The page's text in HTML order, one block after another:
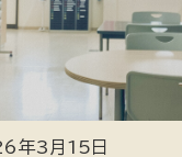
年3月15日